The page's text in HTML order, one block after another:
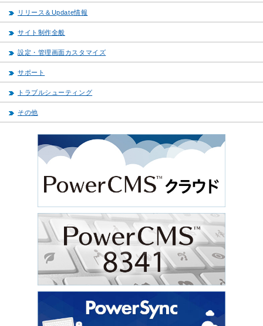
リリース＆Update情報
サイト制作全般
設定・管理画面カスタマイズ
サポート
トラブルシューティング
その他